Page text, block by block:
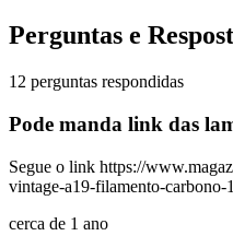
Perguntas e
12 perguntas respondidas
Pode manda link das
Segue o link https://
vintage-a19-filamento-
cerca de 1 ano